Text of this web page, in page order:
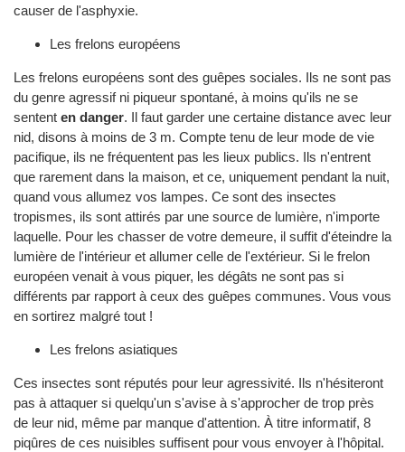
causer de l'asphyxie.
Les frelons européens
Les frelons européens sont des guêpes sociales. Ils ne sont pas
du genre agressif ni piqueur spontané, à moins qu'ils ne se
sentent en danger. Il faut garder une certaine distance avec leur
nid, disons à moins de 3 m. Compte tenu de leur mode de vie
pacifique, ils ne fréquentent pas les lieux publics. Ils n'entrent
que rarement dans la maison, et ce, uniquement pendant la nuit,
quand vous allumez vos lampes. Ce sont des insectes
tropismes, ils sont attirés par une source de lumière, n'importe
laquelle. Pour les chasser de votre demeure, il suffit d'éteindre la
lumière de l'intérieur et allumer celle de l'extérieur. Si le frelon
européen venait à vous piquer, les dégâts ne sont pas si
différents par rapport à ceux des guêpes communes. Vous vous
en sortirez malgré tout !
Les frelons asiatiques
Ces insectes sont réputés pour leur agressivité. Ils n'hésiteront
pas à attaquer si quelqu'un s'avise à s'approcher de trop près
de leur nid, même par manque d'attention. À titre informatif, 8
piqûres de ces nuisibles suffisent pour vous envoyer à l'hôpital.